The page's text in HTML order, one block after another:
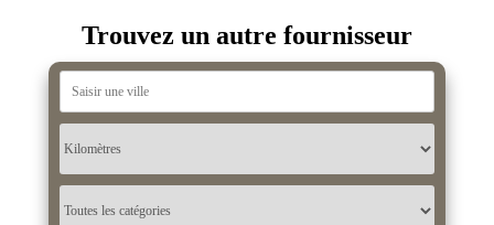
Trouvez un autre fournisseur